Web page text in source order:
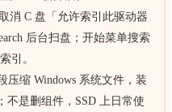
消 C 盘「允许索引此驱动器
后台扫盘；开始菜单搜索
引。
压缩 Windows 系统文件，装
不是删组件，SSD 上日常使